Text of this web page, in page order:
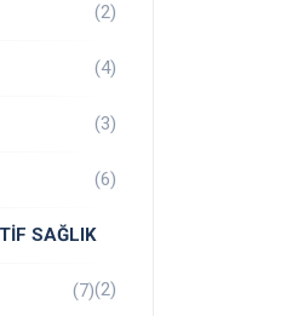
(2)
(4)
(3)
(6)
SAĞLIK
(2)
(7)